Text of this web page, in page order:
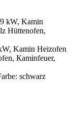
Kamin Heizofen
Кaminfeuer,
schwarz